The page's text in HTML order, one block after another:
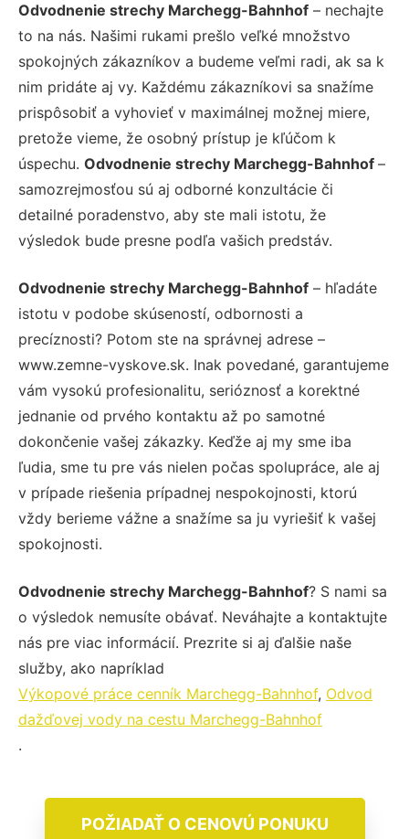
Odvodnenie strechy Marchegg-Bahnhof – nechajte
to na nás. Našimi rukami prešlo veľké množstvo
spokojných zákazníkov a budeme veľmi radi, ak sa k
nim pridáte aj vy. Každému zákazníkovi sa snažíme
prispôsobiť a vyhovieť v maximálnej možnej miere,
pretože vieme, že osobný prístup je kľúčom k
úspechu. Odvodnenie strechy Marchegg-Bahnhof –
samozrejmosťou sú aj odborné konzultácie či
detailné poradenstvo, aby ste mali istotu, že
výsledok bude presne podľa vašich predstáv.
Odvodnenie strechy Marchegg-Bahnhof – hľadáte
istotu v podobe skúseností, odbornosti a
precíznosti? Potom ste na správnej adrese –
www.zemne-vyskove.sk. Inak povedané, garantujeme
vám vysokú profesionalitu, serióznosť a korektné
jednanie od prvého kontaktu až po samotné
dokončenie vašej zákazky. Keďže aj my sme iba
ľudia, sme tu pre vás nielen počas spolupráce, ale aj
v prípade riešenia prípadnej nespokojnosti, ktorú
vždy berieme vážne a snažíme sa ju vyriešiť k vašej
spokojnosti.
Odvodnenie strechy Marchegg-Bahnhof? S nami sa
o výsledok nemusíte obávať. Neváhajte a kontaktujte
nás pre viac informácií. Prezrite si aj ďalšie naše
služby, ako napríklad
Výkopové práce cenník Marchegg-Bahnhof, Odvod
dažďovej vody na cestu Marchegg-Bahnhof
.
POŽIADAŤ O CENOVÚ PONUKU